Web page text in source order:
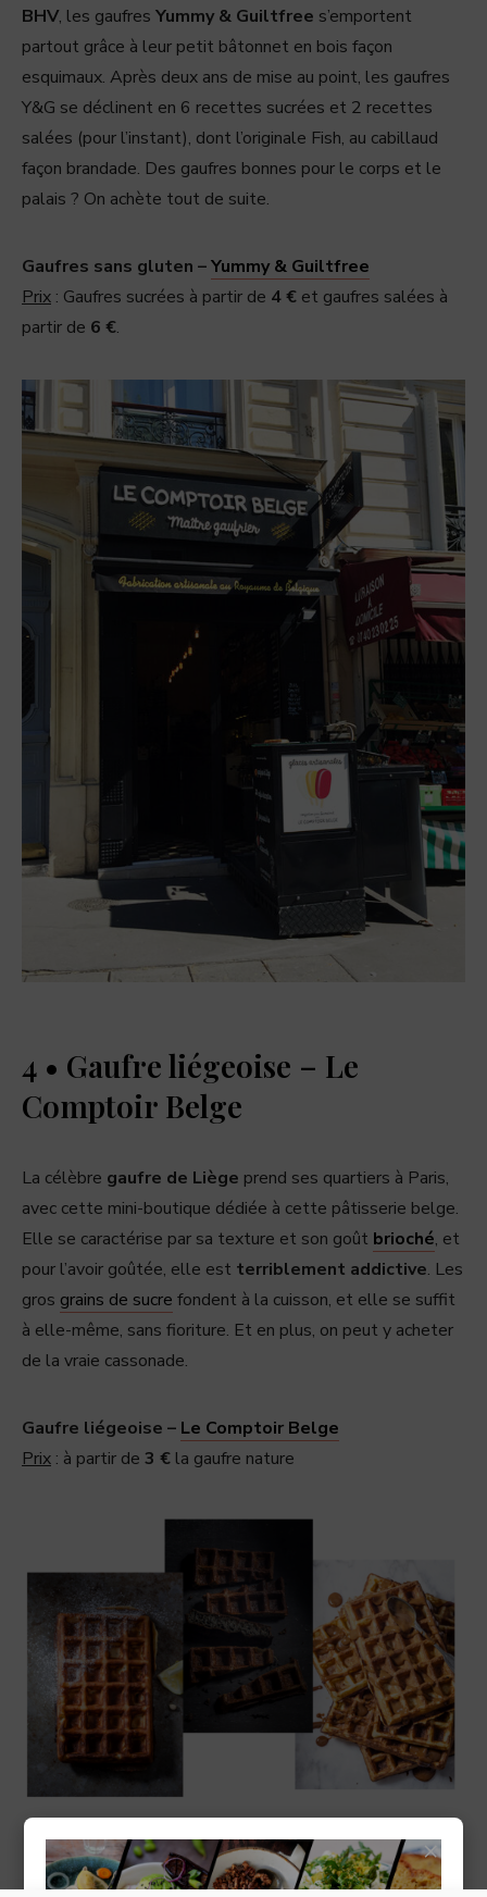
BHV, les gaufres Yummy & Guiltfree s’emportent
partout grâce à leur petit bâtonnet en bois façon
esquimaux. Après deux ans de mise au point, les gaufres
Y&G se déclinent en 6 recettes sucrées et 2 recettes
salées (pour l’instant), dont l’originale Fish, au cabillaud
façon brandade. Des gaufres bonnes pour le corps et le
palais ? On achète tout de suite.
Gaufres sans gluten –Yummy & Guiltfree
Prix : Gaufres sucrées à partir de 4 € et gaufres salées à
partir de 6 €.
4 • Gaufre liégeoise – Le
Comptoir Belge
La célèbre gaufre de Liège prend ses quartiers à Paris,
avec cette mini-boutique dédiée à cette pâtisserie belge.
Elle se caractérise par sa texture et son goût brioché, et
pour l’avoir goûtée, elle est terriblement addictive. Les
gros grains de sucre fondent à la cuisson, et elle se suffit
à elle-même, sans fioriture. Et en plus, on peut y acheter
de la vraie cassonade.
Gaufre liégeoise – Le Comptoir Belge
Prix : à partir de 3 € la gaufre nature
©Glaces by Glazed, Hachette cuisine, Coralie Ferreira, Virginie
Garnier
×